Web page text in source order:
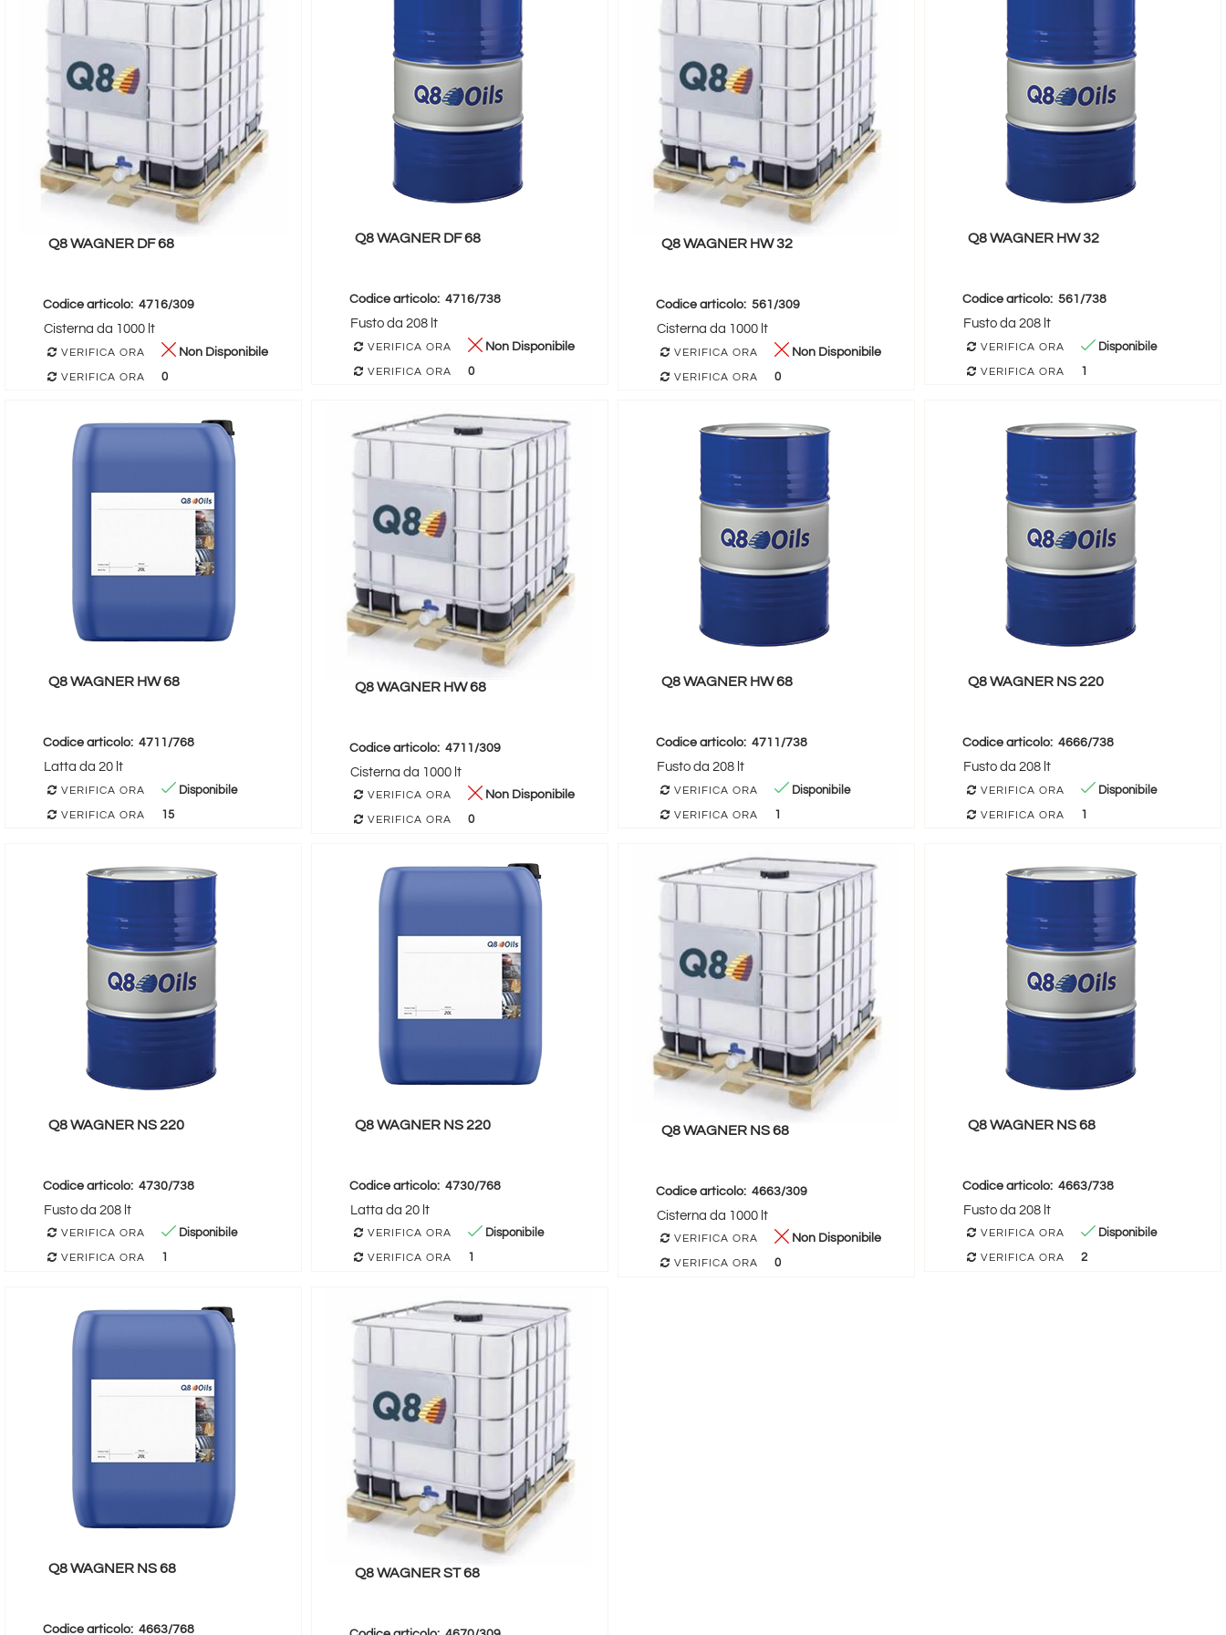
Q8 WAGNER DF 68
Codice articolo: 4716/309
Cisterna da 1000 lt
VERIFICA ORA Non Disponibile
VERIFICA ORA 0
Q8 WAGNER DF 68
Codice articolo: 4716/738
Fusto da 208 lt
VERIFICA ORA Non Disponibile
VERIFICA ORA 0
Q8 WAGNER HW 32
Codice articolo: 561/309
Cisterna da 1000 lt
VERIFICA ORA Non Disponibile
VERIFICA ORA 0
Q8 WAGNER HW 32
Codice articolo: 561/738
Fusto da 208 lt
VERIFICA ORA Disponibile
VERIFICA ORA 1
Q8 WAGNER HW 68
Codice articolo: 4711/768
Latta da 20 lt
VERIFICA ORA Disponibile
VERIFICA ORA 15
Q8 WAGNER HW 68
Codice articolo: 4711/309
Cisterna da 1000 lt
VERIFICA ORA Non Disponibile
VERIFICA ORA 0
Q8 WAGNER HW 68
Codice articolo: 4711/738
Fusto da 208 lt
VERIFICA ORA Disponibile
VERIFICA ORA 1
Q8 WAGNER NS 220
Codice articolo: 4666/738
Fusto da 208 lt
VERIFICA ORA Disponibile
VERIFICA ORA 1
Q8 WAGNER NS 220
Codice articolo: 4730/738
Fusto da 208 lt
VERIFICA ORA Disponibile
VERIFICA ORA 1
Q8 WAGNER NS 220
Codice articolo: 4730/768
Latta da 20 lt
VERIFICA ORA Disponibile
VERIFICA ORA 1
Q8 WAGNER NS 68
Codice articolo: 4663/309
Cisterna da 1000 lt
VERIFICA ORA Non Disponibile
VERIFICA ORA 0
Q8 WAGNER NS 68
Codice articolo: 4663/738
Fusto da 208 lt
VERIFICA ORA Disponibile
VERIFICA ORA 2
Q8 WAGNER NS 68
Codice articolo: 4663/768
Q8 WAGNER ST 68